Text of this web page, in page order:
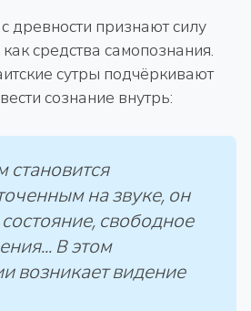
древности признают силу
средства самопознания.
сутры подчёркивают
сознание внутрь:
становится
на звуке, он
свободное
В этом
возникает видение